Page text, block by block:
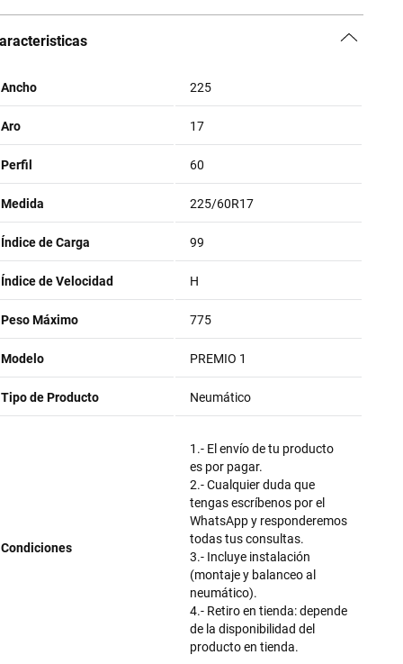
Ancho 225
Aro 17
Perfil 60
Medida 225/60R17
Índice de Carga 99
Índice de Velocidad H
Peso Máximo 775
Modelo PREMIO 1
Tipo de Producto Neumático
Condiciones
1.- El envío de tu producto
es por pagar.
2.- Cualquier duda que
tengas escríbenos por el
WhatsApp y responderemos
todas tus consultas.
3.- Incluye instalación
(montaje y balanceo al
neumático).
4.- Retiro en tienda: depende
de la disponibilidad del
producto en tienda.